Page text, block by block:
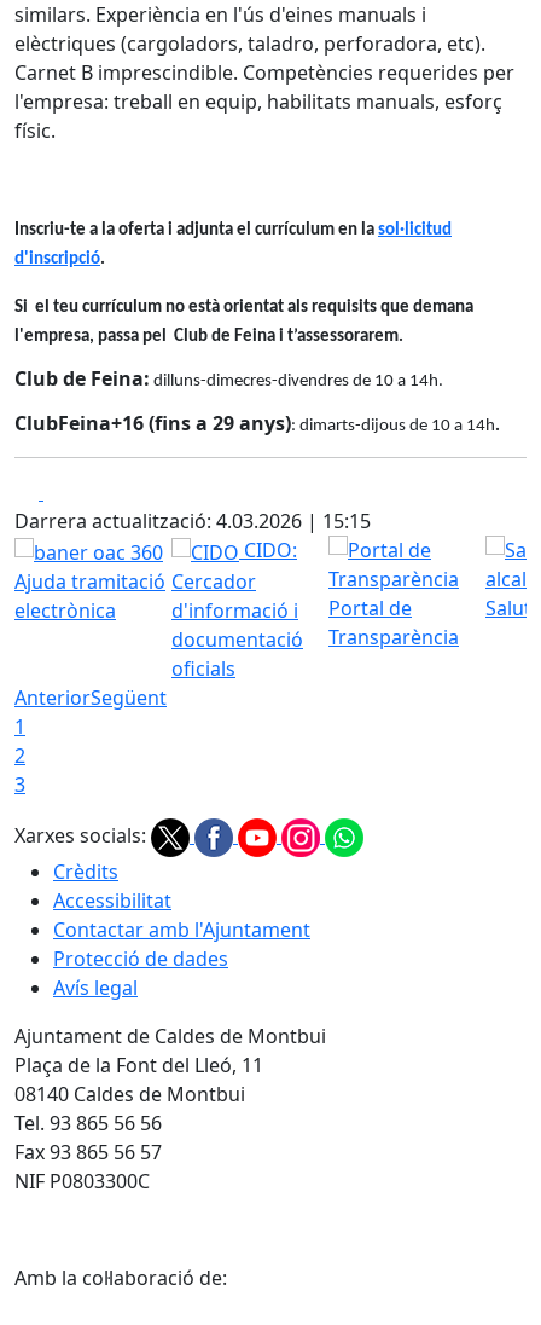
similars. Experiència en l'ús d'eines manuals i
elèctriques (cargoladors, taladro, perforadora, etc).
Carnet B imprescindible. Competències requerides per
l'empresa: treball en equip, habilitats manuals, esforç
físic.
Inscriu-te a la oferta i adjunta el currículum en la sol·licitud
d'inscripció.
Si el teu currículum no està orientat als requisits que demana
l'empresa, passa pel Club de Feina i t’assessorarem.
Club de Feina: dilluns-dimecres-divendres de 10 a 14h.
ClubFeina+16 (fins a 29 anys): dimarts-dijous de 10 a 14h.
Darrera actualització: 4.03.2026 | 15:15
Ajuda tramitació
electrònica
CIDO:
Cercador
d'informació i
documentació
oficials
Portal de
Transparència
AnteriorSegüent
1
2
3
Xarxes socials:
Crèdits
Accessibilitat
Contactar amb l'Ajuntament
Protecció de dades
Avís legal
Ajuntament de Caldes de Montbui
Plaça de la Font del Lleó, 11
08140 Caldes de Montbui
Tel. 93 865 56 56
Fax 93 865 56 57
NIF P0803300C
Amb la col·laboració de: